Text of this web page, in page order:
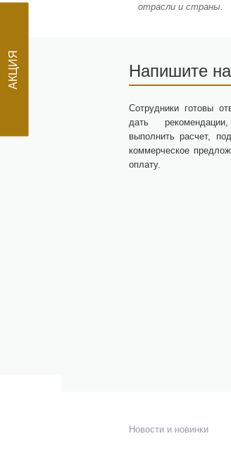
АКЦИЯ
отрасли и страны.
Напишите
Сотрудники готовы
дать
выполнить расчет,
коммерческое
оплату.
Новости и новинки